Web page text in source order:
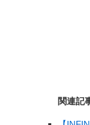
関連記